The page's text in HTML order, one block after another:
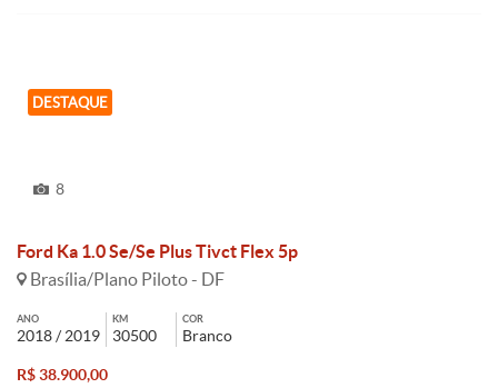
DESTAQUE
8
Ford Ka 1.0 Se/Se Plus Tivct Flex 5p
Brasília/Plano Piloto - DF
ANO
2018 / 2019
KM
30500
COR
Branco
R$ 38.900,00